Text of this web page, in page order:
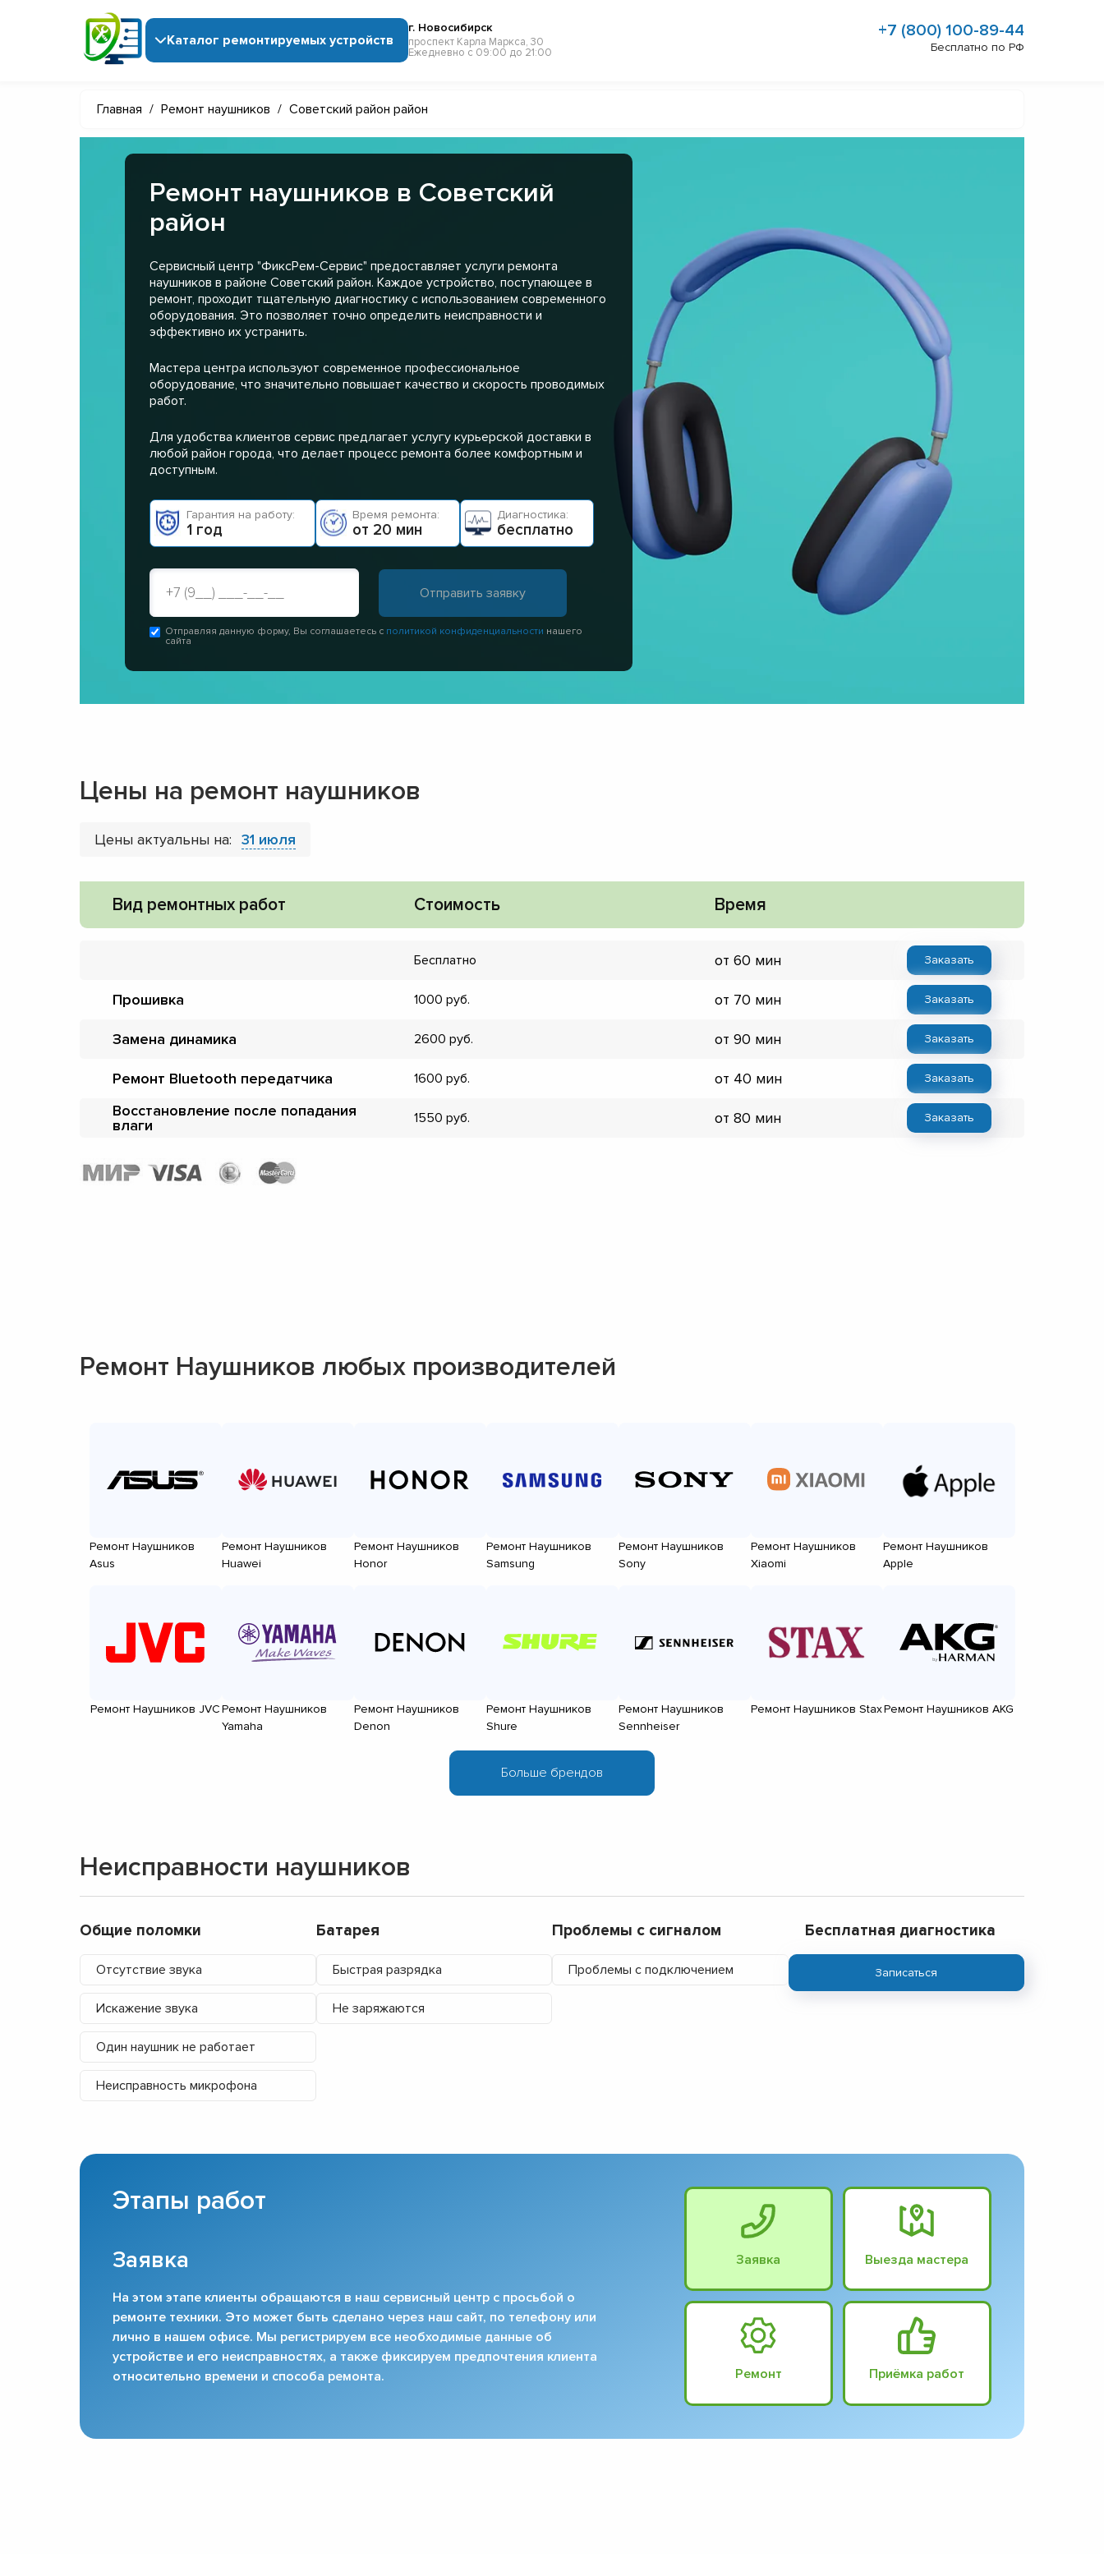
Каталог ремонтируемых устройств
г. Новосибирск
проспект Карла Маркса, 30
Ежедневно с 09:00 до 21:00
+7 (800) 100-89-44
Бесплатно по РФ
Главная / Ремонт наушников / Советский район район
Ремонт наушников в Советский
район
Сервисный центр "ФиксРем-Сервис" предоставляет услуги ремонта
наушников в районе Советский район. Каждое устройство, поступающее в
ремонт, проходит тщательную диагностику с использованием современного
оборудования. Это позволяет точно определить неисправности и
эффективно их устранить.
Мастера центра используют современное профессиональное
оборудование, что значительно повышает качество и скорость проводимых
работ.
Для удобства клиентов сервис предлагает услугу курьерской доставки в
любой район города, что делает процесс ремонта более комфортным и
доступным.
Гарантия на работу:
1 год
Время ремонта:
от 20 мин
Диагностика:
бесплатно
Отправляя данную форму, Вы соглашаетесь с политикой конфиденциальности нашего
сайта
Цены на ремонт наушников
Цены актуальны на: 31 июля
Вид ремонтных работ Стоимость Время
Бесплатно от 60 мин Заказать
Прошивка 1000 от 70 мин Заказать
Замена динамика 2600 от 90 мин Заказать
Ремонт Bluetooth передатчика 1600 от 40 мин Заказать
Восстановление после попадания
влаги
1550 от 80 мин Заказать
Ремонт Наушников любых производителей
Ремонт Наушников
Asus
Ремонт Наушников
Huawei
Ремонт Наушников
Honor
Ремонт Наушников
Samsung
Ремонт Наушников
Sony
Ремонт Наушников
Xiaomi
Ремонт Наушников
Apple
Ремонт Наушников JVCРемонт Наушников
Yamaha
Ремонт Наушников
Denon
Ремонт Наушников
Shure
Ремонт Наушников
Sennheiser
Ремонт Наушников StaxРемонт Наушников AKG
Неисправности наушников
Общие поломки
Отсутствие звука
Искажение звука
Один наушник не работает
Неисправность микрофона
Батарея
Быстрая разрядка
Не заряжаются
Проблемы с сигналом
Проблемы с подключением
Бесплатная диагностика
Записаться
Этапы работ
Заявка
На этом этапе клиенты обращаются в наш сервисный центр с просьбой о
ремонте техники. Это может быть сделано через наш сайт, по телефону или
лично в нашем офисе. Мы регистрируем все необходимые данные об
устройстве и его неисправностях, а также фиксируем предпочтения клиента
относительно времени и способа ремонта.
Заявка Выезда мастера
Ремонт Приёмка работ